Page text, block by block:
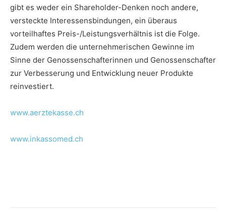
gibt es weder ein Shareholder-Denken noch andere,
versteckte Interessensbindungen, ein überaus
vorteilhaftes Preis-/Leistungsverhältnis ist die Folge.
Zudem werden die unternehmerischen Gewinne im
Sinne der Genossenschafterinnen und Genossenschafter
zur Verbesserung und Entwicklung neuer Produkte
reinvestiert.
www.aerztekasse.ch
www.inkassomed.ch